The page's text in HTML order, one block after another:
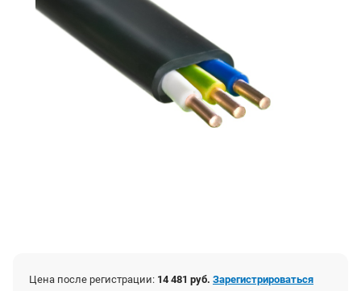
Цена после регистрации: 14 481 руб. Зарегистрироваться